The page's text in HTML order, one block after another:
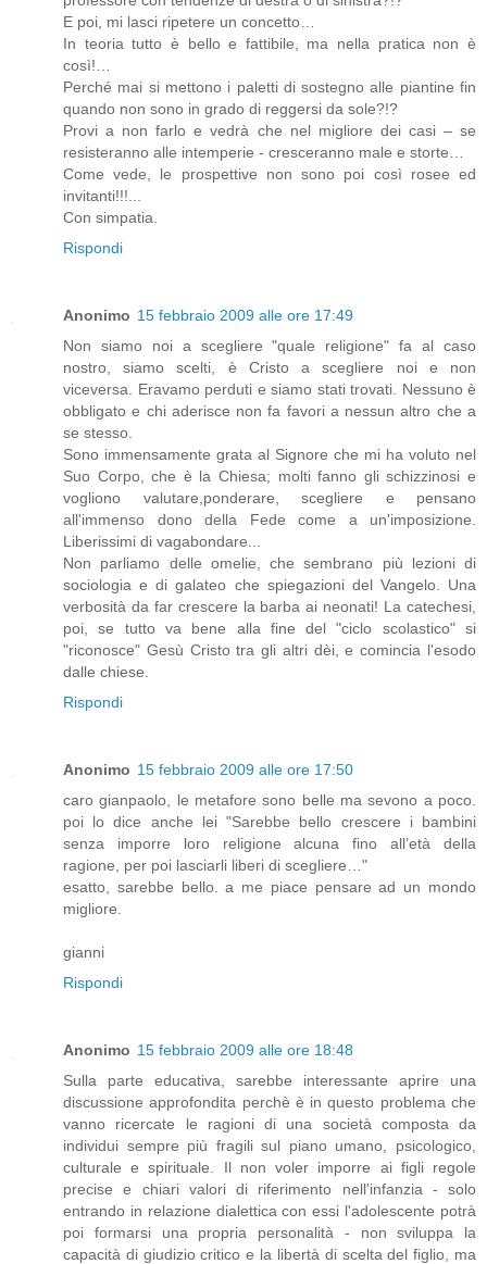
E poi, mi lasci ripetere un concetto…
In teoria tutto è bello e fattibile, ma nella pratica non è
così!…
Perché mai si mettono i paletti di sostegno alle piantine fin
quando non sono in grado di reggersi da sole?!?
Provi a non farlo e vedrà che nel migliore dei casi – se
resisteranno alle intemperie - cresceranno male e storte…
Come vede, le prospettive non sono poi così rosee ed
invitanti!!!...
Con simpatia.
Rispondi
Anonimo 15 febbraio 2009 alle ore 17:49
Non siamo noi a scegliere "quale religione" fa al caso
nostro, siamo scelti, è Cristo a scegliere noi e non
viceversa. Eravamo perduti e siamo stati trovati. Nessuno è
obbligato e chi aderisce non fa favori a nessun altro che a
se stesso.
Sono immensamente grata al Signore che mi ha voluto nel
Suo Corpo, che è la Chiesa; molti fanno gli schizzinosi e
vogliono valutare,ponderare, scegliere e pensano
all'immenso dono della Fede come a un'imposizione.
Liberissimi di vagabondare...
Non parliamo delle omelie, che sembrano più lezioni di
sociologia e di galateo che spiegazioni del Vangelo. Una
verbosità da far crescere la barba ai neonati! La catechesi,
poi, se tutto va bene alla fine del "ciclo scolastico" si
"riconosce" Gesù Cristo tra gli altri dèi, e comincia l'esodo
dalle chiese.
Rispondi
Anonimo 15 febbraio 2009 alle ore 17:50
caro gianpaolo, le metafore sono belle ma sevono a poco.
poi lo dice anche lei "Sarebbe bello crescere i bambini
senza imporre loro religione alcuna fino all’età della
ragione, per poi lasciarli liberi di scegliere…"
esatto, sarebbe bello. a me piace pensare ad un mondo
migliore.
gianni
Rispondi
Anonimo 15 febbraio 2009 alle ore 18:48
Sulla parte educativa, sarebbe interessante aprire una
discussione approfondita perchè è in questo problema che
vanno ricercate le ragioni di una società composta da
individui sempre più fragili sul piano umano, psicologico,
culturale e spirituale. Il non voler imporre ai figli regole
precise e chiari valori di riferimento nell'infanzia - solo
entrando in relazione dialettica con essi l'adolescente potrà
poi formarsi una propria personalità - non sviluppa la
capacità di giudizio critico e la libertà di scelta del figlio, ma